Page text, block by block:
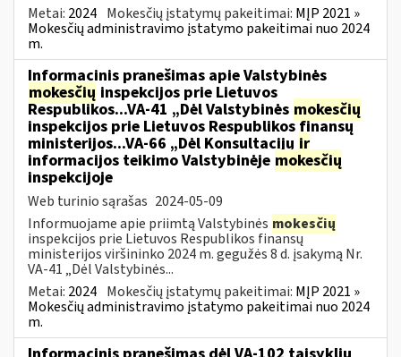
Metai: 2024 Mokesčių įstatymų pakeitimai: MĮP 2021 »
Mokesčių administravimo įstatymo pakeitimai nuo 2024
m.
Informacinis pranešimas apie Valstybinės
mokesčių inspekcijos prie Lietuvos
Respublikos...VA-41 „Dėl Valstybinės mokesčių
inspekcijos prie Lietuvos Respublikos finansų
ministerijos...VA-66 „Dėl Konsultacijų ir
informacijos teikimo Valstybinėje mokesčių
inspekcijoje
Web turinio sąrašas 2024-05-09
Informuojame apie priimtą Valstybinės mokesčių
inspekcijos prie Lietuvos Respublikos finansų
ministerijos viršininko 2024 m. gegužės 8 d. įsakymą Nr.
VA-41 „Dėl Valstybinės...
Metai: 2024 Mokesčių įstatymų pakeitimai: MĮP 2021 »
Mokesčių administravimo įstatymo pakeitimai nuo 2024
m.